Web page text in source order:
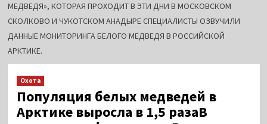
МЕДВЕДЯ», КОТОРАЯ ПРОХОДИТ В ЭТИ ДНИ В МОСКОВСКОМ
СКОЛКОВО И ЧУКОТСКОМ АНАДЫРЕ СПЕЦИАЛИСТЫ ОЗВУЧИЛИ
ДАННЫЕ МОНИТОРИНГА БЕЛОГО МЕДВЕДЯ В РОССИЙСКОЙ
АРКТИКЕ.
Охота
Популяция белых медведей в
Арктике выросла в 1,5 разаВ